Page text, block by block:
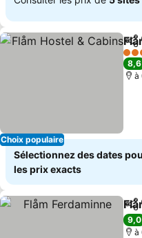
Choix populaire
3
8,6
à
Sélectionnez des dates
les prix exacts
9,0
à